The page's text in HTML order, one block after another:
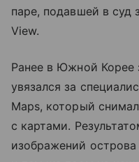
паре, подавшей в суд
View.
Ранее в Южной Корее
увязался за
Maps, который
с картами.
изображений